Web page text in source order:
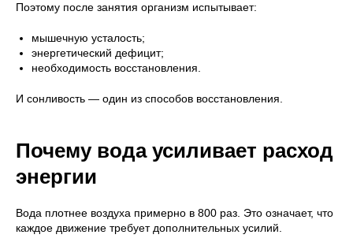
Поэтому после занятия организм испытывает:
мышечную усталость;
энергетический дефицит;
необходимость восстановления.
И сонливость — один из способов восстановления.
Почему вода усиливает расход
энергии
Вода плотнее воздуха примерно в 800 раз. Это означает, что
каждое движение требует дополнительных усилий.